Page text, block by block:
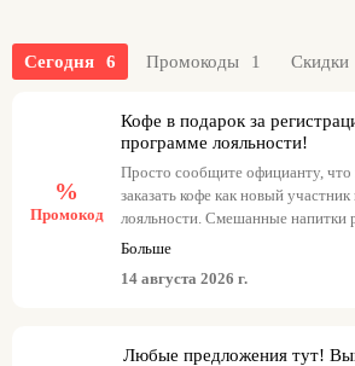
обжарки в собственном
свежесть урожая и
напитка. В меню
завтраки, сытные бизнес-
супы и салаты для ужина.
подходит как для деловой
уютного вечера с десертом..
клиентов работает бонусная
позволяющая копить баллы и
Шоколадница.
Сегодня 6 Промокоды 1 Скидки
%
Промокод
Кофе в подарок за
программе лояльности!
Просто сообщите официанту, что
заказать кофе как новый
лояльности. Смешанные напитки
участвуют в акции при посещении
Больше
14 августа 2026 г.
Любые предложения тут!